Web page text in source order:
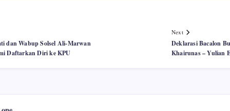
dan Wabup Solsel Ali-Marwan
Daftarkan Diri ke KPU
Next
Deklarasi Bacalon
Khairunas – Yulian